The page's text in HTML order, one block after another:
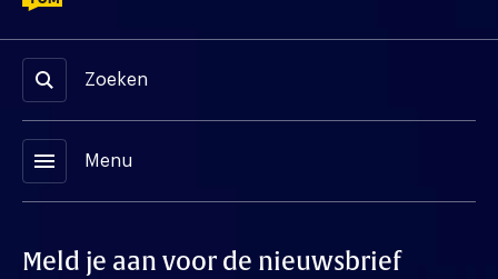
Zoeken
menu Menu
Meld je aan voor de nieuwsbrief